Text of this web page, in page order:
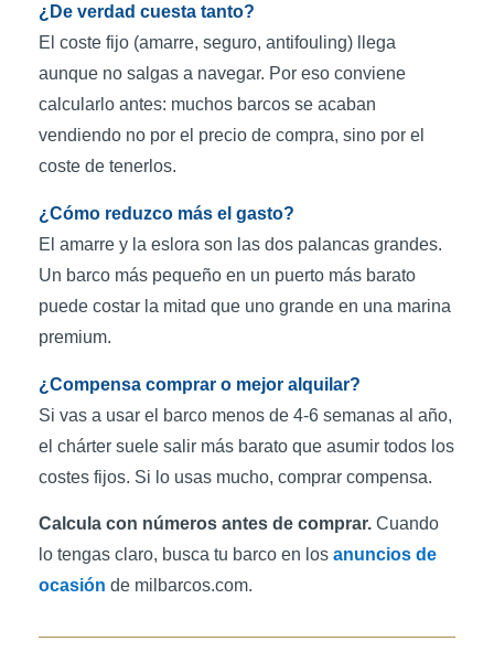
¿De verdad cuesta tanto?
El coste fijo (amarre, seguro, antifouling) llega
aunque no salgas a navegar. Por eso conviene
calcularlo antes: muchos barcos se acaban
vendiendo no por el precio de compra, sino por el
coste de tenerlos.
¿Cómo reduzco más el gasto?
El amarre y la eslora son las dos palancas grandes.
Un barco más pequeño en un puerto más barato
puede costar la mitad que uno grande en una marina
premium.
¿Compensa comprar o mejor alquilar?
Si vas a usar el barco menos de 4-6 semanas al año,
el chárter suele salir más barato que asumir todos los
costes fijos. Si lo usas mucho, comprar compensa.
Calcula con números antes de comprar. Cuando
lo tengas claro, busca tu barco en los anuncios de
ocasión de milbarcos.com.